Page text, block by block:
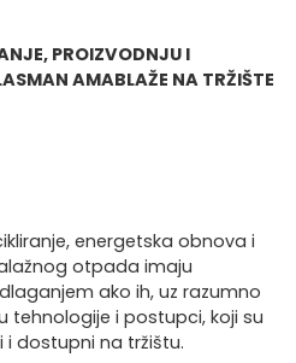
PROIZVODNJU I
AMABLAŽE NA TRŽIŠTE
energetska obnova i
otpada imaju
ako ih, uz razumno
tehnologije i postupci, koji su
i dostupni na tržištu.